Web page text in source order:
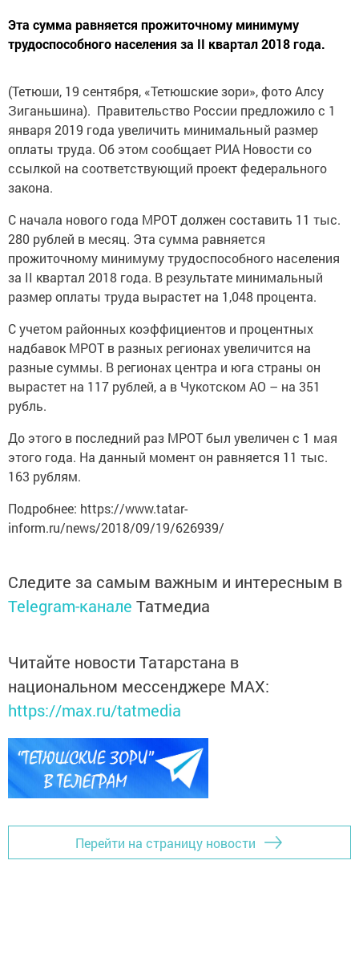
Эта сумма равняется прожиточному минимуму
трудоспособного населения за II квартал 2018 года.
(Тетюши, 19 сентября, «Тетюшские зори», фото Алсу
Зиганьшина). Правительство России предложило с 1
января 2019 года увеличить минимальный размер
оплаты труда. Об этом сообщает РИА Новости со
ссылкой на соответствующий проект федерального
закона.
С начала нового года МРОТ должен составить 11 тыс.
280 рублей в месяц. Эта сумма равняется
прожиточному минимуму трудоспособного населения
за II квартал 2018 года. В результате минимальный
размер оплаты труда вырастет на 1,048 процента.
С учетом районных коэффициентов и процентных
надбавок МРОТ в разных регионах увеличится на
разные суммы. В регионах центра и юга страны он
вырастет на 117 рублей, а в Чукотском АО – на 351
рубль.
До этого в последний раз МРОТ был увеличен с 1 мая
этого года. На данный момент он равняется 11 тыс.
163 рублям.
Подробнее: https://www.tatar-
inform.ru/news/2018/09/19/626939/
Следите за самым важным и интересным в
Telegram-канале Татмедиа
Читайте новости Татарстана в
национальном мессенджере MАХ:
https://max.ru/tatmedia
Перейти на страницу новости